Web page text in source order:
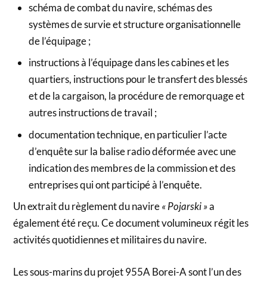
schéma de combat du navire, schémas des
systèmes de survie et structure organisationnelle
de l’équipage ;
instructions à l’équipage dans les cabines et les
quartiers, instructions pour le transfert des blessés
et de la cargaison, la procédure de remorquage et
autres instructions de travail ;
documentation technique, en particulier l’acte
d’enquête sur la balise radio déformée avec une
indication des membres de la commission et des
entreprises qui ont participé à l’enquête.
Un extrait du règlement du navire« Pojarski »a
également été reçu. Ce document volumineux régit les
activités quotidiennes et militaires du navire.
Les sous-marins du projet 955A Borei-A sont l’un des